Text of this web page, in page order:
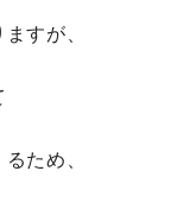
すが、
ため、